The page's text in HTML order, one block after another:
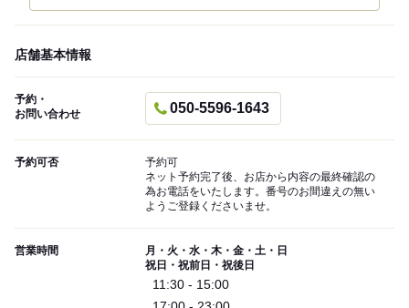
店舗基本情報
予約・
お問い合わせ
050-5596-1643
予約可否
予約可
ネット予約完了後、お店から内容の最終確認の
為お電話をいたします。番号のお間違えの無い
ようご登録くださいませ。
営業時間
月・火・水・木・金・土・日
祝日・祝前日・祝後日
11:30 - 15:00